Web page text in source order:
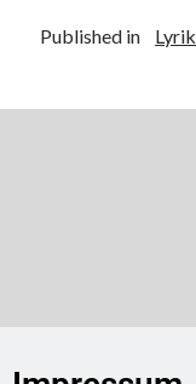
Published in Lyrik